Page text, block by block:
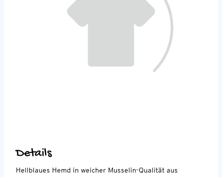
Details
Hellblaues Hemd in weicher Musselin-Qualität aus